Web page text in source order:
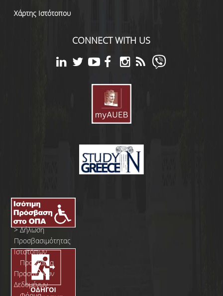
Χάρτης Ιστότοπου
CONNECT WITH US
>Δήλωση
Προσβασιμότητας
Ιστοτόπων
Προστασία
Προσωπικών
Δεδομένων